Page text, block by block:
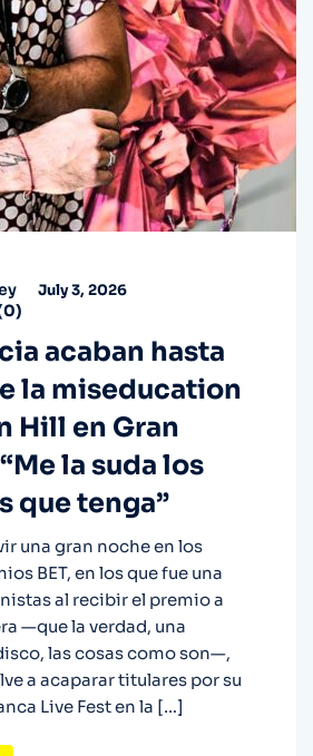
July 3, 2026
0)
acaban hasta
la miseducation
Hill en Gran
la suda los
que tenga”
una gran noche en los
BET, en los que fue una
al recibir el premio a
—que la verdad, una
las cosas como son—,
a acaparar titulares por su
Live Fest en la […]